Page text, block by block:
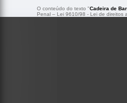
O conteúdo do texto "Cadeira de
Penal – Lei 9610/98 - Lei de direitos